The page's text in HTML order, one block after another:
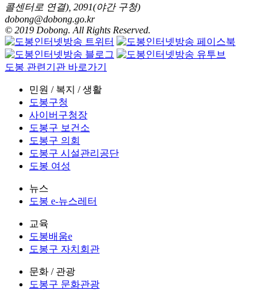
콜센터로 연결), 2091(야간 구청)
dobong@dobong.go.kr
© 2019 Dobong. All Rights Reserved.
도봉 관련기관 바로가기
민원 / 복지 / 생활
도봉구청
사이버구청장
도봉구 보건소
도봉구 의회
도봉구 시설관리공단
도봉 여성
뉴스
도봉 e-뉴스레터
교육
도봉배움e
도봉구 자치회관
문화 / 관광
도봉구 문화관광